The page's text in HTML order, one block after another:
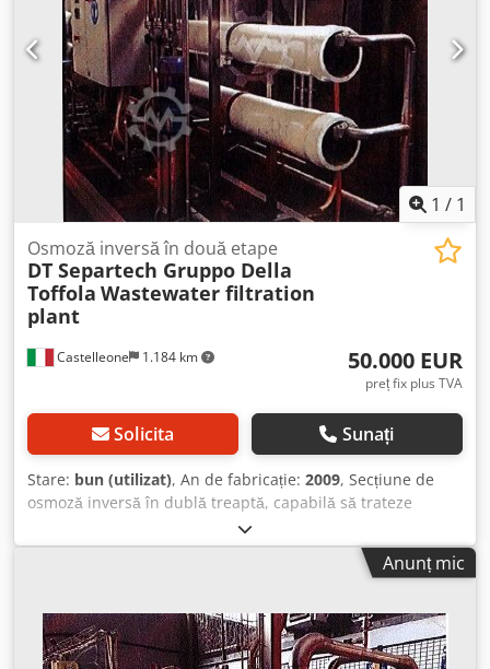
1 / 1
Castelleone 1.184 km
Osmoză inversă în două etape
DT Separtech Gruppo Della
Toffola Wastewater filtration
plant
50.000 EUR
preț fix plus TVA
Solicita Sunați
Stare: bun (utilizat), An de fabricație: 2009, Secțiune de
osmoză inversă în dublă treaptă, capabilă să trateze
aproximativ 60 mc/h de produs Dedpfxstv Drls Acpekr
Anunț mic